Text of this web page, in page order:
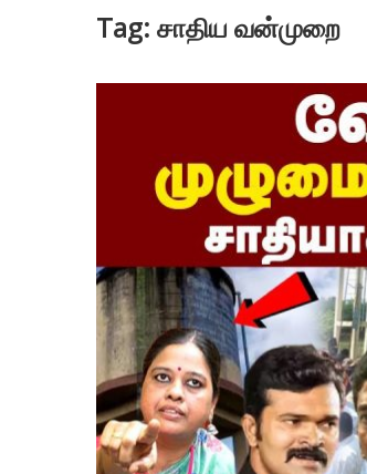
Tag: சாதிய வன்முறை